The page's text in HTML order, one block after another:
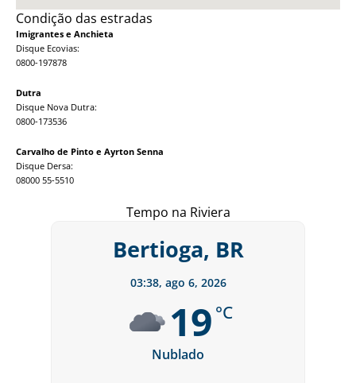
Condição das estradas
Imigrantes e Anchieta
Disque Ecovias:
0800-197878
Dutra
Disque Nova Dutra:
0800-173536
Carvalho de Pinto e Ayrton Senna
Disque Dersa:
08000 55-5510
Tempo na Riviera
Bertioga, BR
03:38, ago 6, 2026
19 °C
Nublado